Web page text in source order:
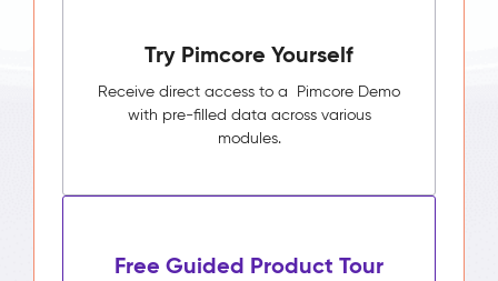
Try Pimcore Yourself
Receive direct access to a Pimcore Demo
with pre-filled data across various
modules.
Free Guided Product Tour